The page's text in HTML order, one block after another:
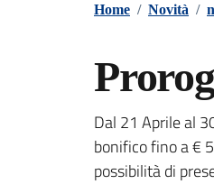
Home / Novità /
Dal 21 Aprile al
bonifico fino a €
possibilità di